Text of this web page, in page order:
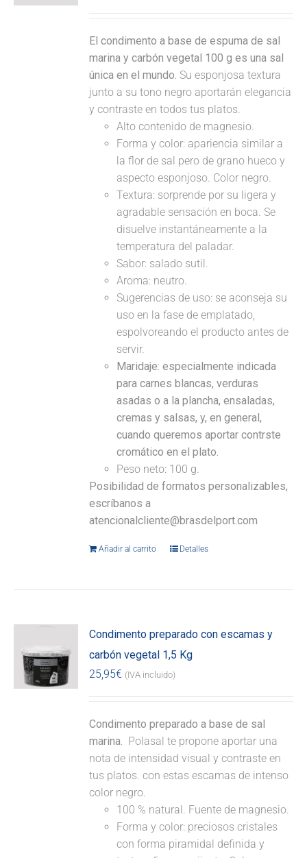
El condimento a base de espuma de sal
marina y carbón vegetal 100 g es una sal
única en el mundo. Su esponjosa textura
junto a su tono negro aportarán elegancia
y contraste en todos tus platos.
Alto contenido de magnesio.
Forma y color: apariencia similar a
la flor de sal pero de grano hueco y
aspecto esponjoso. Color negro.
Textura: sorprende por su ligera y
agradable sensación en boca. Se
disuelve instantáneamente a la
temperatura del paladar.
Sabor: salado sutil.
Aroma: neutro.
Sugerencias de uso: se aconseja su
uso en la fase de emplatado,
espolvoreando el producto antes de
servir.
Maridaje: especialmente indicada
para carnes blancas, verduras
asadas o a la plancha, ensaladas,
cremas y salsas, y, en general,
cuando queremos aportar contrste
cromático en el plato.
Peso neto: 100 g.
Posibilidad de formatos personalizables,
escríbanos a
atencionalcliente@brasdelport.com
Añadir al carrito Detalles
Condimento preparado con escamas y
carbón vegetal 1,5 Kg
25,95€ (IVA incluido)
Condimento preparado a base de sal
marina. Polasal te propone aportar una
nota de intensidad visual y contraste en
tus platos. con estas escamas de intenso
color negro.
100 % natural. Fuente de magnesio.
Forma y color: preciosos cristales
con forma piramidal definida y